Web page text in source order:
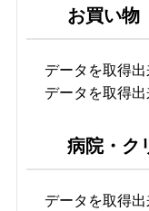
お買い物
データを取得
データを取得
病院・ク
データを取得